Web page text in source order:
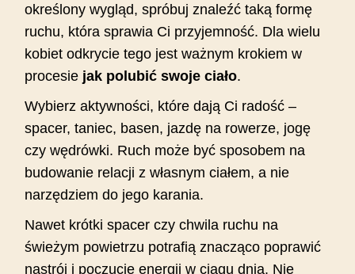
określony wygląd, spróbuj znaleźć taką formę
ruchu, która sprawia Ci przyjemność. Dla wielu
kobiet odkrycie tego jest ważnym krokiem w
procesie jak polubić swoje ciało.
Wybierz aktywności, które dają Ci radość –
spacer, taniec, basen, jazdę na rowerze, jogę
czy wędrówki. Ruch może być sposobem na
budowanie relacji z własnym ciałem, a nie
narzędziem do jego karania.
Nawet krótki spacer czy chwila ruchu na
świeżym powietrzu potrafią znacząco poprawić
nastrój i poczucie energii w ciągu dnia. Nie